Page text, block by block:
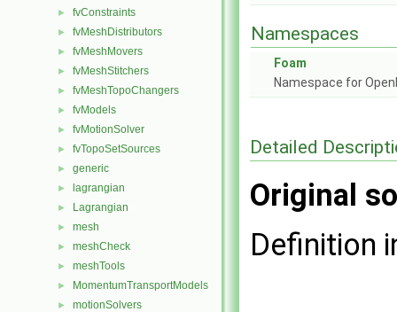
► fvConstraints
► fvMeshDistributors
► fvMeshMovers
► fvMeshStitchers
► fvMeshTopoChangers
► fvModels
► fvMotionSolver
► fvTopoSetSources
► generic
► lagrangian
► Lagrangian
► mesh
► meshCheck
► meshTools
► MomentumTransportModels
► motionSolvers
Namespaces
Foam
Namespace for
Detailed
Original
Definition